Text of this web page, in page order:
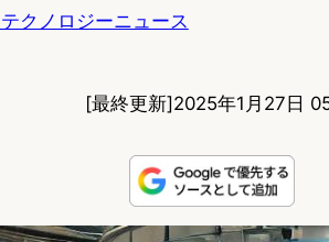
クノロジーニュース
[最終更新]2025年1月27日